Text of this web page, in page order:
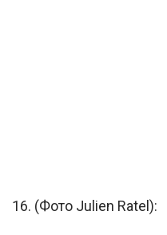
16. (Фото Julien Ratel):